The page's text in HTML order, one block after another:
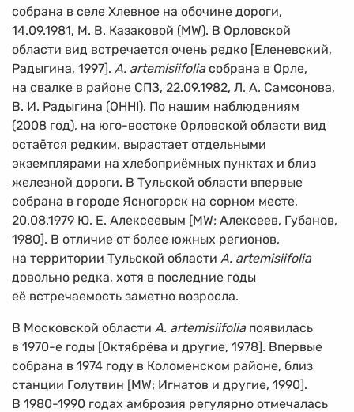
собрана в селе Хлевное на обочине дороги,
14.09.1981, М. В. Казаковой (MW). В Орловской
области вид встречается очень редко [Еленевский,
Радыгина, 1997]. A. artemisiifoliaсобрана в Орле,
на свалке в районе СПЗ, 22.09.1982, Л. А. Самсонова,
В. И. Радыгина (OHHI). По нашим наблюдениям
(2008 год), на юго-востоке Орловской области вид
остаётся редким, вырастает отдельными
экземплярами на хлебоприёмных пунктах и близ
железной дороги. В Тульской области впервые
собрана в городе Ясногорск на сорном месте,
20.08.1979 Ю. Е. Алексеевым [MW; Алексеев, Губанов,
1980]. В отличие от более южных регионов,
на территории Тульской области A. artemisiifolia
довольно редка, хотя в последние годы
её встречаемость заметно возросла.
В Московской области A. artemisiifoliaпоявилась
в 1970-е годы [Октябрёва и другие, 1978]. Впервые
собрана в 1974 году в Коломенском районе, близ
станции Голутвин [MW; Игнатов и другие, 1990].
В 1980-1990 годах амброзия регулярно отмечалась